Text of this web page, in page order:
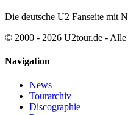
Die deutsche U2 Fanseite mit
© 2000 - 2026 U2tour.de - Alle
Navigation
News
Tourarchiv
Discographie